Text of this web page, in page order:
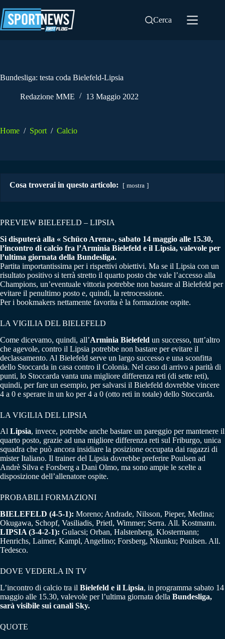
al
contenuto
Cerca
Bundesliga: testa coda Bielefeld-Lipsia
Redazione MME 13 Maggio 2022
Home / Sport / Calcio
Cosa troverai in questo articolo: mostra
PREVIEW BIELEFELD – LIPSIA
Si disputerà alla « Schüco Arena», sabato 14 maggio alle 15.30,
l’incontro di calcio fra l’Arminia Bielefeld e il Lipsia, valevole per
l’ultima giornata della Bundesliga.
Partita importantissima per i rispettivi obiettivi. Ma se il Lipsia con un
risultato positivo si terrà stretto il quarto posto che vale l’accesso alla
Champions, un’eventuale vittoria potrebbe non bastare al Bielefeld per
evitare il penultimo posto e, quindi, la retrocessione.
Per i bookmakers nettamente favorita è la formazione ospite.
LA VIGILIA DEL BIELEFELD
Come dicevamo, quindi, all’Arminia Bielefeld un successo, tutt’altro
che agevole, contro il Lipsia potrebbe non bastare per evitare il
declassamento. Al Bielefeld serve un largo successo e una sconfitta
dello Stoccarda in casa contro il Colonia. Nel caso di arrivo a parità di
punti, lo Stoccarda vanta una migliore differenza reti (di sette reti),
quindi, per fare un esempio, per salvarsi il Bielefeld dovrebbe vincere
4 a 0 e sperare in un ko per 4 a 0 (otto reti in totale) dello Stoccarda.
LA VIGILIA DEL LIPSIA
Al Lipsia, invece, potrebbe anche bastare un pareggio per mantenere il
quarto posto, grazie ad una migliore differenza reti sul Friburgo, unica
squadra che può ancora insidiare la posizione occupata dai ragazzi di
mister Italiano. Il trainer del Lipsia dovrebbe preferire Poulsen ad
Andrè Silva e Forsberg a Dani Olmo, ma sono ampie le scelte a
disposizione dell’allenatore ospite.
PROBABILI FORMAZIONI
BIELEFELD (4-5-1): Moreno; Andrade, Nilsson, Pieper, Medina;
Okugawa, Schopf, Vasiliadis, Prietl, Wimmer; Serra. All. Kostmann.
LIPSIA (3-4-2-1): Gulacsi; Orban, Halstenberg, Klostermann;
Henrichs, Laimer, Kampl, Angelino; Forsberg, Nkunku; Poulsen. All.
Tedesco.
DOVE VEDERLA IN TV
L’incontro di calcio tra il Bielefeld e il Lipsia, in programma sabato 14
maggio alle 15.30, valevole per l’ultima giornata della Bundesliga,
sarà visibile sui canali Sky.
QUOTE